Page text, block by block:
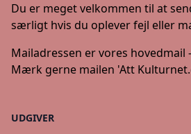
Du er meget velkommen til at
særligt hvis du oplever fejl eller
Mailadressen er vores hovedmail -
Mærk gerne mailen 'Att
UDGIVER